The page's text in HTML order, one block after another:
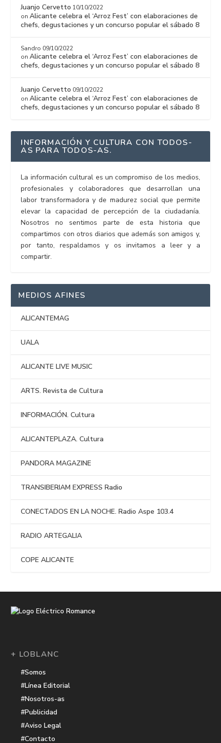
Juanjo Cervetto 10/10/2022
onAlicante celebra el ‘Arroz Fest’ con elaboraciones de
chefs, degustaciones y un concurso popular el sábado 8
Sandro 09/10/2022
onAlicante celebra el ‘Arroz Fest’ con elaboraciones de
chefs, degustaciones y un concurso popular el sábado 8
Juanjo Cervetto 09/10/2022
onAlicante celebra el ‘Arroz Fest’ con elaboraciones de
chefs, degustaciones y un concurso popular el sábado 8
INFORMACIÓN Y CULTURA CON TODOS-
AS PARA TODOS-AS.
La información cultural es un compromiso de los medios,
profesionales y colaboradores que desarrollan una
labor transformadora y de madurez social que permite
elevar la capacidad de percepción de la ciudadanía.
Nosotros no sentimos parte de esta historia que
compartimos con otros diarios que además son amigos y,
por tanto, respaldamos y os invitamos a leer y a
compartir.
MEDIOS AFINES
ALICANTEMAG
UALA
ALICANTE LIVE MUSIC
ARTS. Revista de Cultura
INFORMACIÓN. Cultura
ALICANTEPLAZA. Cultura
PANDORA MAGAZINE
TRANSIBERIAM EXPRESS Radio
CONECTADOS EN LA NOCHE. Radio Aspe 103.4
RADIO ARTEGALIA
COPE ALICANTE
+ LOBLANC
#Somos
#Línea Editorial
#Nosotros-as
#Publicidad
#Aviso Legal
#Contacto